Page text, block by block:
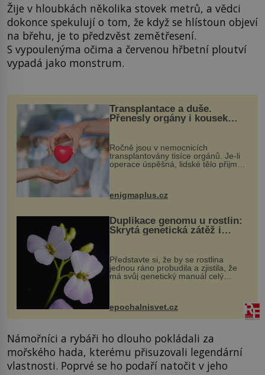
Žije v hloubkách několika stovek metrů, a vědci
dokonce spekulují o tom, že když se hlístoun objeví
na břehu, je to předzvěst zemětřesení.
S vypoulenýma očima a červenou hřbetní ploutví
vypadá jako monstrum.
Transplantace a duše.
Přenesly orgány i kousek
Ročně jsou v nemocnicích
transplantovány tisíce orgánů. Je-li
operace úspěšná, lidské tělo přijme
enigmaplus.cz
Duplikace genomu u rostlin:
Skrytá genetická zátěž i
Představte si, že by se rostlina
jednou ráno probudila a zjistila, že
má svůj genetický manuál celý
vstupenka...
epochalnisvet.cz
Námořníci a rybáři ho dlouho pokládali za
mořského hada, kterému přisuzovali legendární
vlastnosti. Poprvé se ho podaří natočit v jeho